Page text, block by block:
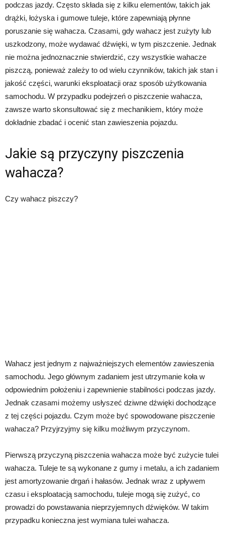
podczas jazdy. Często składa się z kilku elementów, takich jak
drążki, łożyska i gumowe tuleje, które zapewniają płynne
poruszanie się wahacza. Czasami, gdy wahacz jest zużyty lub
uszkodzony, może wydawać dźwięki, w tym piszczenie. Jednak
nie można jednoznacznie stwierdzić, czy wszystkie wahacze
piszczą, ponieważ zależy to od wielu czynników, takich jak stan i
jakość części, warunki eksploatacji oraz sposób użytkowania
samochodu. W przypadku podejrzeń o piszczenie wahacza,
zawsze warto skonsultować się z mechanikiem, który może
dokładnie zbadać i ocenić stan zawieszenia pojazdu.
Jakie są przyczyny piszczenia
wahacza?
Czy wahacz piszczy?
Wahacz jest jednym z najważniejszych elementów zawieszenia
samochodu. Jego głównym zadaniem jest utrzymanie koła w
odpowiednim położeniu i zapewnienie stabilności podczas jazdy.
Jednak czasami możemy usłyszeć dziwne dźwięki dochodzące
z tej części pojazdu. Czym może być spowodowane piszczenie
wahacza? Przyjrzyjmy się kilku możliwym przyczynom.
Pierwszą przyczyną piszczenia wahacza może być zużycie tulei
wahacza. Tuleje te są wykonane z gumy i metalu, a ich zadaniem
jest amortyzowanie drgań i hałasów. Jednak wraz z upływem
czasu i eksploatacją samochodu, tuleje mogą się zużyć, co
prowadzi do powstawania nieprzyjemnych dźwięków. W takim
przypadku konieczna jest wymiana tulei wahacza.